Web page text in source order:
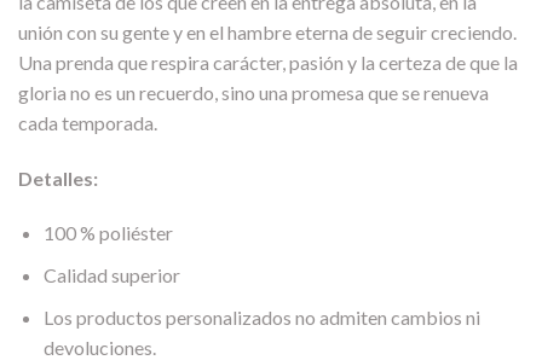
unión con su gente y en el hambre eterna de seguir creciendo.
Una prenda que respira carácter, pasión y la certeza de que la
gloria no es un recuerdo, sino una promesa que se renueva
cada temporada.
Detalles:
100 % poliéster
Calidad superior
Los productos personalizados no admiten cambios ni
devoluciones.